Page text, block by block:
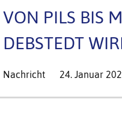
VON PILS BIS
DEBSTEDT
Nachricht 24. Januar